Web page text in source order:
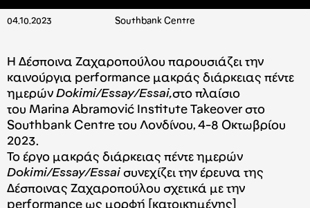
04.10.2023 Southbank Centre
Η Δέσποινα Ζαχαροπούλου παρουσιάζει την
καινούργια performance μακράς διάρκειας πέντε
ημερών Dokimi/Essay/Essai,στο πλαίσιο
του Marina Abramović Institute Takeover στο
Southbank Centre του Λονδίνου, 4-8 Οκτωβρίου
2023.
Το έργο μακράς διάρκειας πέντε ημερών
Dokimi/Essay/Essai συνεχίζει την έρευνα της
Δέσποινας Ζαχαροπούλου σχετικά με την
performance ως μορφή [κατοικημένης]